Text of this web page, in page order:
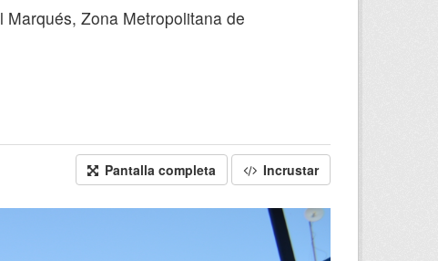
Zona Metropolitana de
Pantalla completa Incrustar